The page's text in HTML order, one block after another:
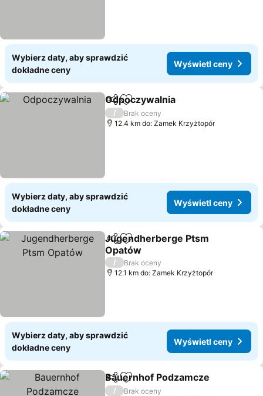
Wybierz daty, aby sprawdzić
dokładne ceny
Wyświetl ceny
Udostępnij
Dodaj do ulubionych
Odpoczywalnia
/
Brak oceny
12.4 km do: Zamek Krzyżtopór
Wybierz daty, aby sprawdzić
dokładne ceny
Wyświetl ceny
Udostępnij
Dodaj do ulubionych
Jugendherberge Ptsm
Opatów
/
Brak oceny
12.1 km do: Zamek Krzyżtopór
Wybierz daty, aby sprawdzić
dokładne ceny
Wyświetl ceny
Udostępnij
Dodaj do ulubionych
Bauernhof Podzamcze
/
Brak oceny